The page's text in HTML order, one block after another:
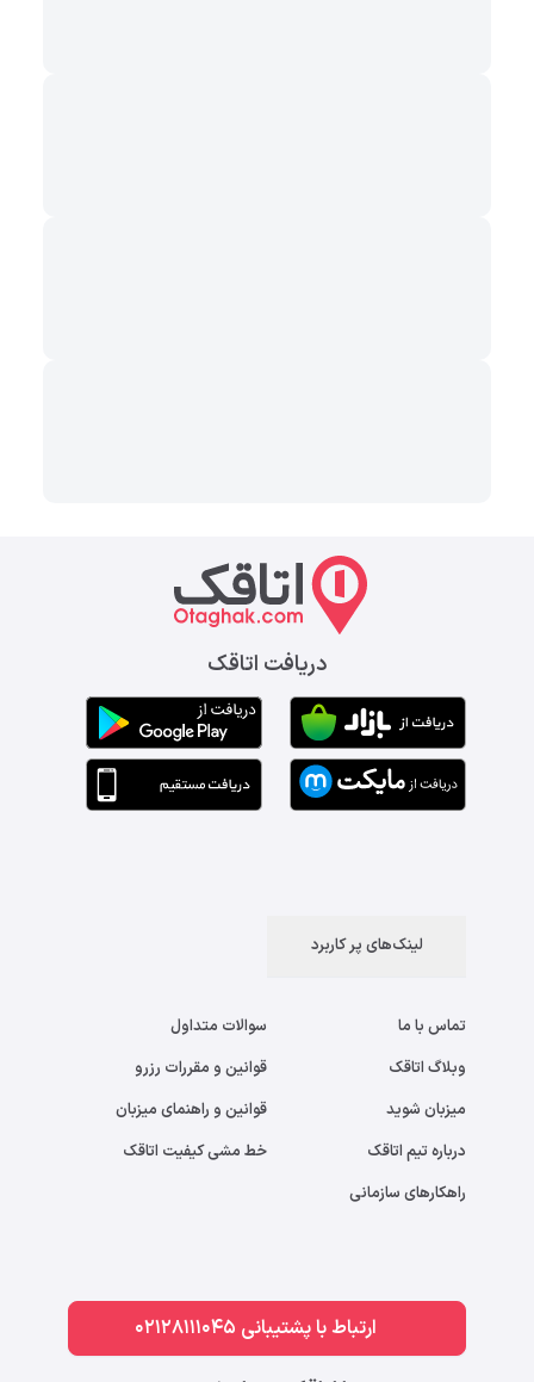
دریافت اتاقک
لینک‌های پر کاربرد
تماس با ما
وبلاگ اتاقک
میزبان شوید
درباره تیم اتاقک
راهکارهای سازمانی
سوالات متداول
قوانین و مقررات رزرو
قوانین و راهنمای میزبان
خط مشی کیفیت اتاقک
ارتباط با پشتیبانی 02128111045